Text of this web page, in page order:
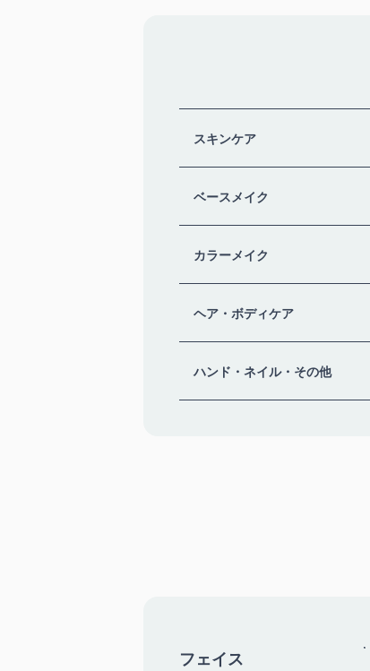
スキンケア
ベースメイク
カラーメイク
ヘア・ボディケア
ハンド・ネイル・その他
フェイス